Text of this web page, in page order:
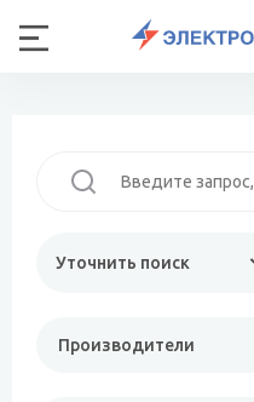
Уточнить поиск
Производители